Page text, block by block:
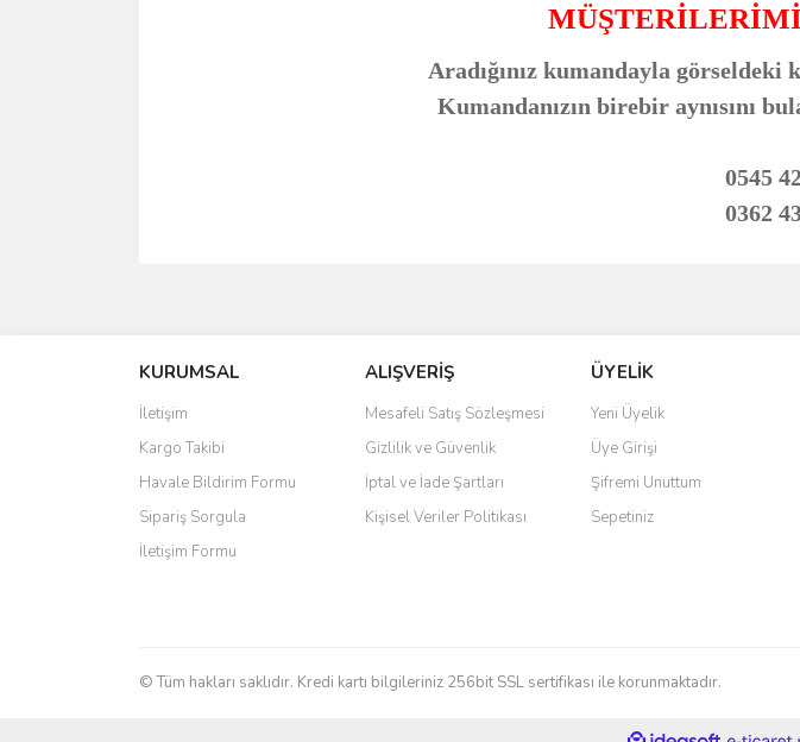
Aradığınız kumandayla görseldeki
Kumandanızın birebir aynısını
0545
0362
Ürün resmi kalitesiz, bozuk veya görüntülenemiyor.
Ürün açıklamasında eksik bilgiler bulunuyor.
Ürün bilgilerinde hatalar bulunuyor.
Ürün fiyatı diğer sitelerden daha pahalı.
Bu ürüne benzer farklı alternatifler olmalı.
KURUMSAL
İletişim
Kargo Takibi
Havale Bildirim Formu
Sipariş Sorgula
İletişim Formu
ALIŞVERİŞ
Mesafeli Satış Sözleşmesi
Gizlilik ve Güvenlik
İptal ve İade Şartları
Kişisel Veriler Politikası
ÜYELİK
Yeni Üyelik
Üye Girişi
Şifremi Unuttum
Sepetiniz
© Tüm hakları saklıdır. Kredi kartı bilgileriniz 256bit SSL sertifikası ile korunmaktadır.